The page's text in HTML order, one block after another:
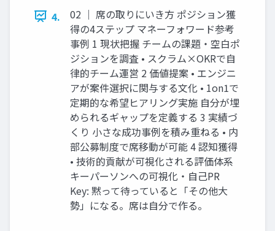
4.
02 ｜ 席の取りにいき方 ポジション獲
得の4ステップ マネーフォワード参考
事例 1 現状把握 チームの課題・空白ポ
ジションを調査 • スクラム×OKRで自
律的チーム運営 2 価値提案 • エンジニ
アが案件選択に関与する文化 • 1on1で
定期的な希望ヒアリング実施 自分が埋
められるギャップを定義する 3 実績づ
くり 小さな成功事例を積み重ねる • 内
部公募制度で席移動が可能 4 認知獲得
• 技術的貢献が可視化される評価体系
キーパーソンへの可視化・自己PR
Key: 黙って待っていると「その他大
勢」になる。席は自分で作る。